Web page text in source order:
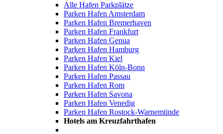
Alle Hafen Parkplätze
Parken Hafen Amsterdam
Parken Hafen Bremerhaven
Parken Hafen Frankfurt
Parken Hafen Genua
Parken Hafen Hamburg
Parken Hafen Kiel
Parken Hafen Köln-Bonn
Parken Hafen Passau
Parken Hafen Rom
Parken Hafen Savona
Parken Hafen Venedig
Parken Hafen Rostock-Warnemünde
Hotels am Kreuzfahrthafen